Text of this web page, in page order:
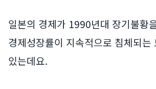
일본의 경제가 1990년대 장기불황
경제성장률이 지속적으로 침체되는
있는데요.